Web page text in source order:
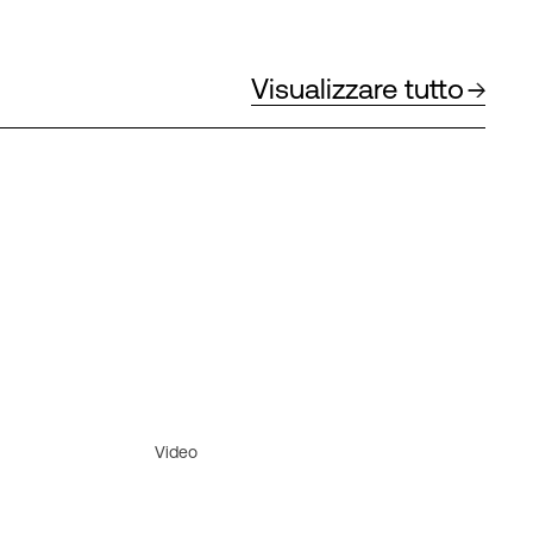
Visualizzare tutto
Video